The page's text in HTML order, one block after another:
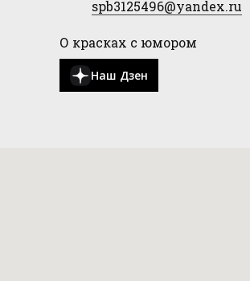
spb3125496@yandex.ru
О красках с юмором
Наш Дзен